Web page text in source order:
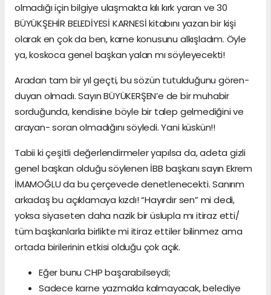
olmadığı için bilgiye ulaşmakta kılı kırk yaran ve 30
BÜYÜKŞEHİR BELEDİYESİ KARNESİ kitabını yazan bir kişi
olarak en çok da ben, karne konusunu alkışladım. Öyle
ya, koskoca genel başkan yalan mı söyleyecekti!
Aradan tam bir yıl geçti, bu sözün tutulduğunu gören-
duyan olmadı. Sayın BÜYÜKERŞEN’e de bir muhabir
sorduğunda, kendisine böyle bir talep gelmediğini ve
arayan- soran olmadığını söyledi. Yani küskün!!
Tabii ki çeşitli değerlendirmeler yapılsa da, adeta gizli
genel başkan olduğu söylenen İBB başkanı sayın Ekrem
İMAMOĞLU da bu çerçevede denetlenecekti. Sanırım
arkadaş bu açıklamaya kızdı! “Hayırdır sen” mi dedi,
yoksa siyaseten daha nazik bir üslupla mı itiraz etti/
tüm başkanlarla birlikte mi itiraz ettiler bilinmez ama
ortada birilerinin etkisi olduğu çok açık.
Eğer bunu CHP başarabilseydi;
Sadece karne yazmakla kalmayacak, belediye